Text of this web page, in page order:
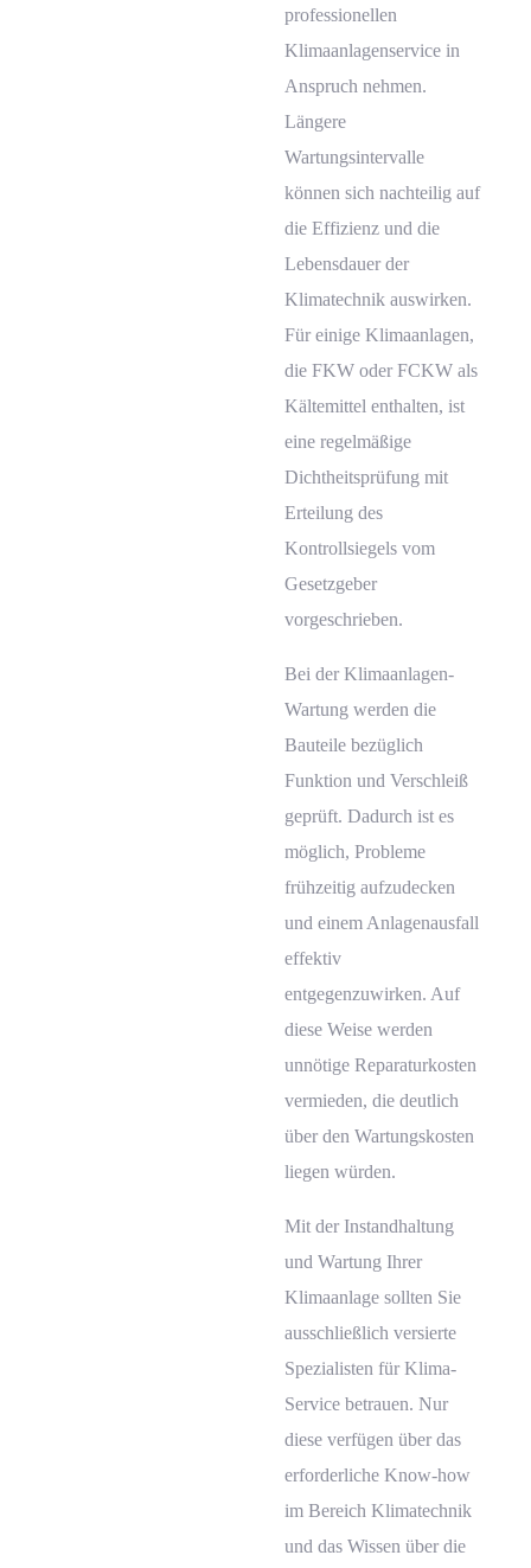
professionellen
Klimaanlagenservice in
Anspruch nehmen.
Längere
Wartungsintervalle
können sich nachteilig auf
die Effizienz und die
Lebensdauer der
Klimatechnik auswirken.
Für einige Klimaanlagen,
die FKW oder FCKW als
Kältemittel enthalten, ist
eine regelmäßige
Dichtheitsprüfung mit
Erteilung des
Kontrollsiegels vom
Gesetzgeber
vorgeschrieben.
Bei der Klimaanlagen-
Wartung werden die
Bauteile bezüglich
Funktion und Verschleiß
geprüft. Dadurch ist es
möglich, Probleme
frühzeitig aufzudecken
und einem Anlagenausfall
effektiv
entgegenzuwirken. Auf
diese Weise werden
unnötige Reparaturkosten
vermieden, die deutlich
über den Wartungskosten
liegen würden.
Mit der Instandhaltung
und Wartung Ihrer
Klimaanlage sollten Sie
ausschließlich versierte
Spezialisten für Klima-
Service betrauen. Nur
diese verfügen über das
erforderliche Know-how
im Bereich Klimatechnik
und das Wissen über die